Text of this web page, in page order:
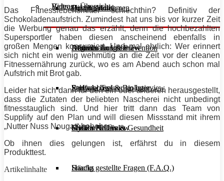
Diät & Abnehmen
Regeneration & Prävention
Stoffwechsel & Biologie
Frauen Fitness & Gesundheit
Häufig gestellte Fragen (F.A.Q.)
Buchreviews
Hauptgerichte
Desserts
Salate
Shakes & Drinks
Snacks
Athleten im Interview
Personal Trainer im Interview
Gym im Interview
Videos
Aktuelle Ausgabe
Early Access
MHRx Archiv
Beitrags-Übersicht
Das Fitnesslebensmittel schlechthin? Definitiv der
Schokoladenaufstrich. Zumindest hat uns bis vor kurzer Zeit
die Werbung genau das erzählt, denn die hochbezahlten
Supersportler haben diesen anscheinend ebenfalls in
großen Mengen konsumiert. Und mal ehrlich: Wer erinnert
sich nicht ein wenig wehmütig an die Zeit vor der cleanen
Fitnessernährung zurück, wo es am Abend auch schon mal
Aufstrich mit Brot gab.
Leider hat sich dann für den ein oder anderen herausgestellt,
dass die Zutaten der beliebten Nascherei nicht unbedingt
fitnesstauglich sind. Und hier tritt dann das Team von
Supplify auf den Plan und will diesen Missstand mit ihrem
„Nutter Nuss Nougat“ beheben.
Ob ihnen dies gelungen ist, erfährst du in diesem
Produkttest.
Artikelinhalte